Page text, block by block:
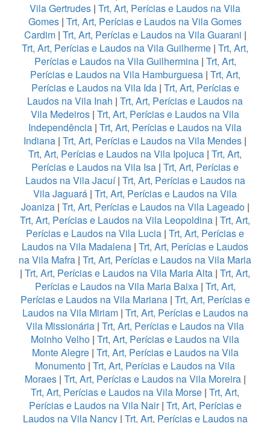
Vila Gertrudes | Trt, Art, Perícias e Laudos na Vila
Gomes | Trt, Art, Perícias e Laudos na Vila Gomes
Cardim| Trt, Art, Perícias e Laudos na Vila Guarani |
Trt, Art, Perícias e Laudos na Vila Guilherme | Trt, Art,
Perícias e Laudos na Vila Guilhermina| Trt, Art,
Perícias e Laudos na Vila Hamburguesa| Trt, Art,
Perícias e Laudos na Vila Ida| Trt, Art, Perícias e
Laudos na Vila Inah | Trt, Art, Perícias e Laudos na
Vila Medeiros | Trt, Art, Perícias e Laudos na Vila
Independência | Trt, Art, Perícias e Laudos na Vila
Indiana | Trt, Art, Perícias e Laudos na Vila Mendes |
Trt, Art, Perícias e Laudos na Vila Ipojuca | Trt, Art,
Perícias e Laudos na Vila Isa | Trt, Art, Perícias e
Laudos na Vila Jacuí| Trt, Art, Perícias e Laudos na
Vila Jaguará | Trt, Art, Perícias e Laudos na Vila
Joaniza| Trt, Art, Perícias e Laudos na Vila Lageado|
Trt, Art, Perícias e Laudos na Vila Leopoldina | Trt, Art,
Perícias e Laudos na Vila Lucia | Trt, Art, Perícias e
Laudos na Vila Madalena | Trt, Art, Perícias e Laudos
na Vila Mafra | Trt, Art, Perícias e Laudos na Vila Maria
| Trt, Art, Perícias e Laudos na Vila Maria Alta | Trt, Art,
Perícias e Laudos na Vila Maria Baixa| Trt, Art,
Perícias e Laudos na Vila Mariana| Trt, Art, Perícias e
Laudos na Vila Miriam| Trt, Art, Perícias e Laudos na
Vila Missionária | Trt, Art, Perícias e Laudos na Vila
Moinho Velho | Trt, Art, Perícias e Laudos na Vila
Monte Alegre| Trt, Art, Perícias e Laudos na Vila
Monumento | Trt, Art, Perícias e Laudos na Vila
Moraes| Trt, Art, Perícias e Laudos na Vila Moreira|
Trt, Art, Perícias e Laudos na Vila Morse | Trt, Art,
Perícias e Laudos na Vila Nair| Trt, Art, Perícias e
Laudos na Vila Nancy| Trt, Art, Perícias e Laudos na